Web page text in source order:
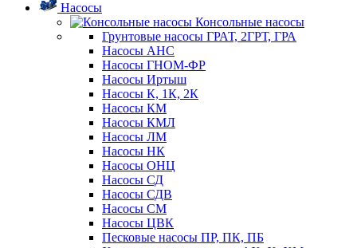
Насосы
Консольные насосы
Грунтовые насосы ГРАТ, 2ГРТ, ГРА
Насосы АНС
Насосы ГНОМ-ФР
Насосы Иртыш
Насосы К, 1К, 2К
Насосы КМ
Насосы КМЛ
Насосы ЛМ
Насосы НК
Насосы ОНЦ
Насосы СД
Насосы СДВ
Насосы СМ
Насосы ЦВК
Песковые насосы ПР, ПК, ПБ